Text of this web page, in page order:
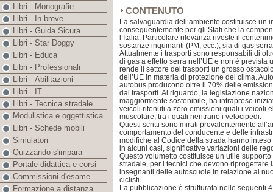
CONTENUTO
La salvaguardia dell’ambiente costituisce un
conseguentemente per gli Stati che la
l’Italia. Particolare rilevanza riveste il
sostanze inquinanti (PM, ecc.), sia di gas
Attualmente i trasporti sono responsabili di
di gas a effetto serra nell’UE e non è prevista
rende il settore dei trasporti un grosso
dell’UE in materia di protezione del clima.
autobus producono oltre il 70% delle
dai trasporti. Al riguardo, la legislazione
maggiormente sostenibile, ha intrapreso
veicoli ritenuti a zero emissioni quali i veicoli
muscolare, tra i quali rientrano i velocipedi.
Questi scritti sono mirati prevalentemente
comportamento del conducente e delle
modifiche al Codice della strada hanno
in alcuni casi, significative variazioni delle
Questo volumetto costituisce un utile
stradale, per i tecnici che devono riprogettare
insegnanti delle autoscuole in relazione al
ciclisti.
La pubblicazione è strutturata nelle seguenti
Libri - Monografie
Libri - In breve
Libri - Guida Sicura
Libri - Star Doggy
Libri - Educa
Libri - Professionali
Libri - Abilitazioni
Libri - IT
Libri - Tecnica stradale
Modulistica e oggettistica
Libri - Schede mobili
Simulatori
Quizzando s'impara
Portale didattica e corsi
Commissioni d'esame
Formazione a distanza